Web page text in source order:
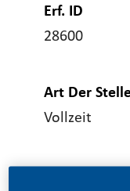
Erf. ID
28600
Art Der
Vollzeit